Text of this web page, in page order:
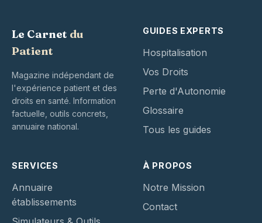
Le Carnet du
Patient
Magazine indépendant de
l'expérience patient et des
droits en santé. Information
factuelle, outils concrets,
annuaire national.
GUIDES EXPERTS
Hospitalisation
Vos Droits
Perte d'Autonomie
Glossaire
Tous les guides
SERVICES
Annuaire
établissements
À PROPOS
Notre Mission
Contact